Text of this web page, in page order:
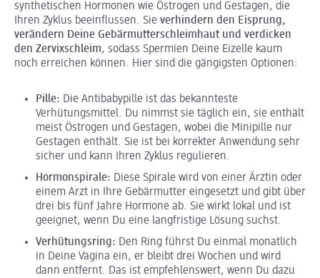
synthetischen Hormonen wie Östrogen und Gestagen, die
Ihren Zyklus beeinflussen. Sie verhindern den Eisprung,
verändern Deine Gebärmutterschleimhaut und verdicken
den Zervixschleim, sodass Spermien Deine Eizelle kaum
noch erreichen können. Hier sind die gängigsten Optionen:
Pille: Die Antibabypille ist das bekannteste
Verhütungsmittel. Du nimmst sie täglich ein, sie enthält
meist Östrogen und Gestagen, wobei die Minipille nur
Gestagen enthält. Sie ist bei korrekter Anwendung sehr
sicher und kann Ihren Zyklus regulieren.
Hormonspirale: Diese Spirale wird von einer Ärztin oder
einem Arzt in Ihre Gebärmutter eingesetzt und gibt über
drei bis fünf Jahre Hormone ab. Sie wirkt lokal und ist
geeignet, wenn Du eine langfristige Lösung suchst.
Verhütungsring: Den Ring führst Du einmal monatlich
in Deine Vagina ein, er bleibt drei Wochen und wird
dann entfernt. Das ist empfehlenswert, wenn Du dazu